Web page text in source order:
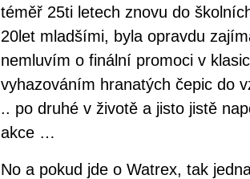
téměř 25ti letech znovu do
20let mladšími, byla opravdu
nemluvím o finální promoci v
vyhazováním hranatých čepic do
.. po druhé v životě a jisto jistě
akce …
No a pokud jde o Watrex, tak